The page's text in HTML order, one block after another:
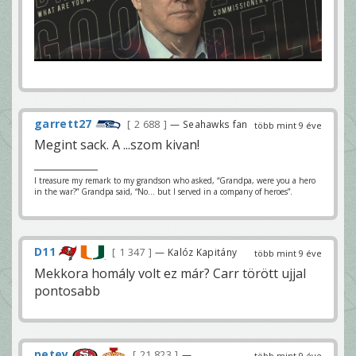
több mint 9 éve
garrett27 2 688 — Seahawks fan
Megint sack. A ...szom kivan!
I treasure my remark to my grandson who asked, “Grandpa, were you a hero
in the war?” Grandpa said, “No… but I served in a company of heroes”.
több mint 9 éve
D11 1 347 — Kalóz Kapitány
Mekkora homály volt ez már? Carr törött ujjal
pontosabb